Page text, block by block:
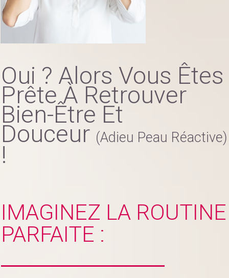
Oui ? Alors Vous Êtes
Prête À Retrouver
Bien-Être Et
Douceur (adieu Peau Réactive)
!
IMAGINEZ LA ROUTINE
PARFAITE :